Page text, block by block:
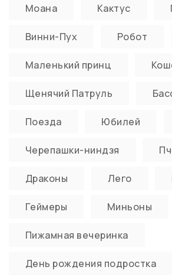
Моана Кактус
Винни-Пух Робот
Маленький принц
Щенячий Патруль
Поезда Юбилей
Черепашки-ниндзя
Драконы Лего
Геймеры Миньоны
Пижамная вечеринка
День рождения подростка